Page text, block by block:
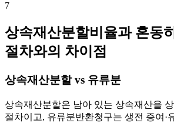
7
상속재산분할비율과 혼동
절차와의 차이점
상속재산분할 vs 유류분
상속재산분할은 남아 있는 상속재산을
절차이고, 유류분반환청구는 생전 증여·